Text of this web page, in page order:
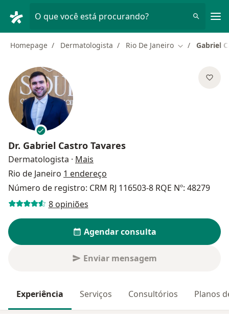
O que você está procurando?
Homepage Dermatologista Rio De Janeiro Mudar de
Gabriel
Dr. Gabriel Castro Tavares
Dermatologista · Mais
Rio de Janeiro 1 endereço
Número de registro: CRM RJ 116503-8 RQE Nº: 48279
8 opiniões
Agendar consulta
Enviar mensagem
Experiência Serviços Consultórios Planos